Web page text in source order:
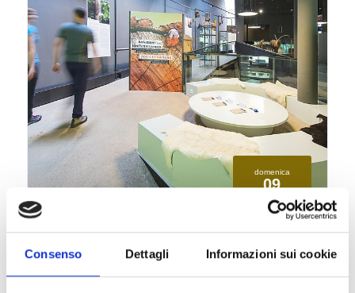
Consenso Dettagli Informazioni sui cookie
domenica
09
ago
Funghi- mostra nell'archeoParc